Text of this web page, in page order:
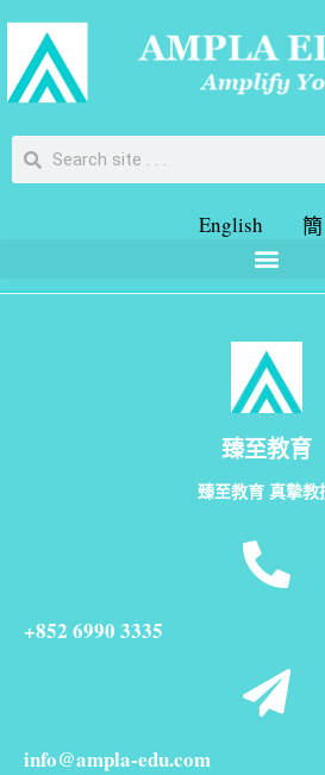
English 簡
臻至教育
臻至教育 真摯教
+852 6990 3335
info@ampla-edu.com